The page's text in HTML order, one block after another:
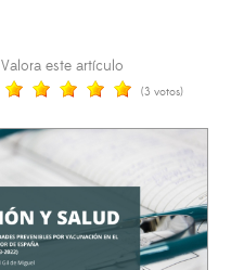
Valora este artículo
(3 votos)